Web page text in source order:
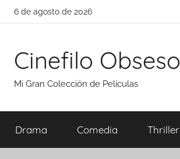
Saltar
6 de agosto de 2026
Cinefilo Obseso
Mi Gran Colección de Películas
Drama Comedia Thriller